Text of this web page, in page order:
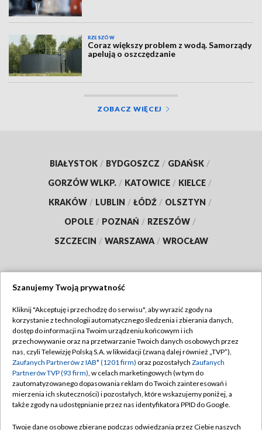
RZESZÓW
Coraz większy problem z wodą. Samorządy
apelują o oszczędzanie
ZOBACZ WIĘCEJ
BIAŁYSTOK / BYDGOSZCZ / GDAŃSK /
GORZÓW WLKP. / KATOWICE / KIELCE /
KRAKÓW / LUBLIN / ŁÓDŹ / OLSZTYN /
OPOLE / POZNAŃ / RZESZÓW /
SZCZECIN / WARSZAWA / WROCŁAW
TVP
Abonament TVP
Emisja w TVP
Centrum informacji TVP
Naziemna Telewizja Cyfrowa
Regulamin TVP
Polityka prywatności
Moje zgody
Pomoc
Szanujemy Twoją prywatność
Kliknij "Akceptuję i przechodzę do serwisu", aby wyrazić zgody na
korzystanie z technologii automatycznego śledzenia i zbierania danych,
dostęp do informacji na Twoim urządzeniu końcowym i ich
przechowywanie oraz na przetwarzanie Twoich danych osobowych przez
nas, czyli Telewizję Polską S.A. w likwidacji (zwaną dalej również „TVP”),
Zaufanych Partnerów z IAB* (1201 firm) oraz pozostałych Zaufanych
Partnerów TVP (93 firm), w celach marketingowych (w tym do
zautomatyzowanego dopasowania reklam do Twoich zainteresowań i
mierzenia ich skuteczności) i pozostałych, które wskazujemy poniżej, a
także zgody na udostępnianie przez nas identyfikatora PPID do Google.
Twoje dane osobowe zbierane podczas odwiedzania przez Ciebie naszych